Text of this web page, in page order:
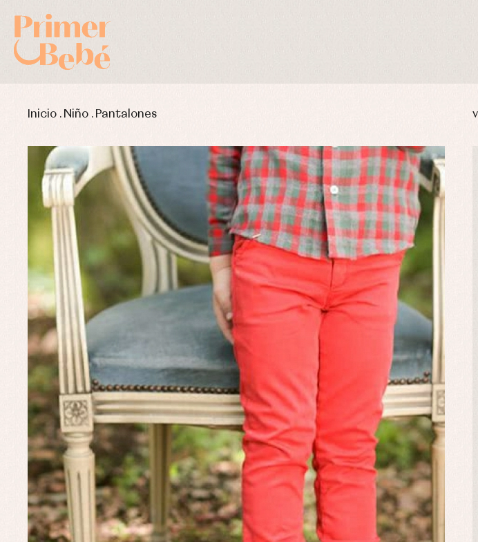
Inicio . Niño . Pantalones
Complementos de bautizo
Conjuntos
Faldones de bautizo
Peleles y ranitas
Blusas, camisas y jerseys
Complementos
Conjuntos
Faldones de bebé
Peleles y ranitas
Ropa interior, bodys,
pijamas...
Blusas y camisas
Chaquetas y abrigos
Complementos
Peleles y ranitas
Ropa interior
Vestidos
Accesorios
Arras y fiesta
Blusas y camisas
Chaquetas y jersey
Conjuntos
Ropa de abrigo
Ropa de baño
Ropa interior
Gorros y